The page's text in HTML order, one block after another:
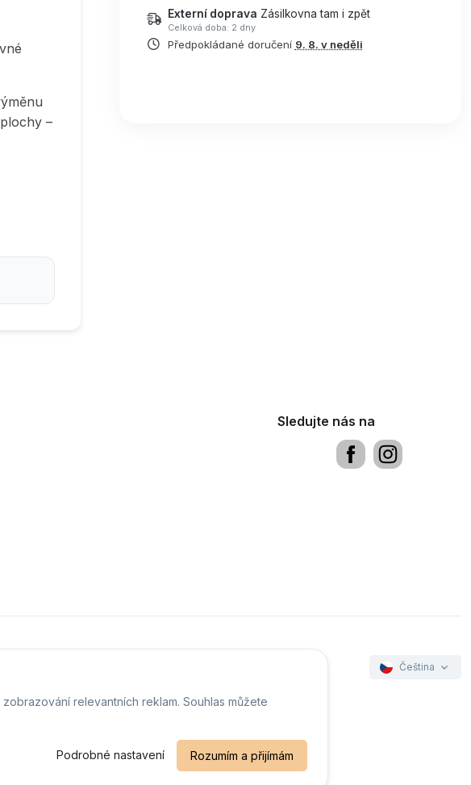
–
Externí doprava Zásilkovna tam i zpět
Celková doba: 2 dny
Předpokládané doručení 9. 8. v neděli
relevantních reklam. Souhlas můžete
Podrobné nastavení Rozumím a přijímám
Sledujte nás na
Čeština